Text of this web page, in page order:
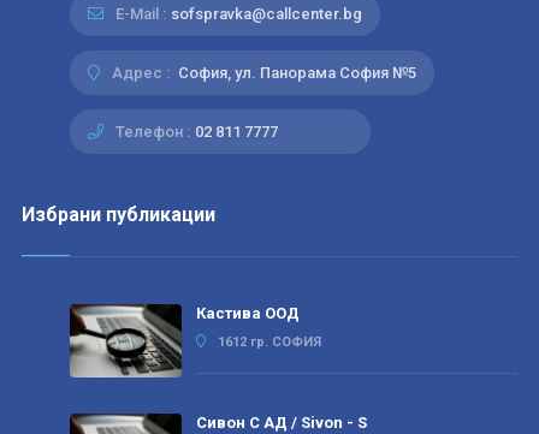
E-Mail : sofspravka@callcenter.bg
Адрес : София, ул. Панорама София №5
Телефон : 02 811 7777
Избрани публикации
Кастива ООД
1612 гр. СОФИЯ
Сивон С АД / Sivon - S